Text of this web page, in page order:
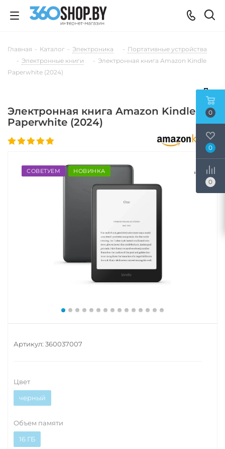
Главная - Каталог - Электроника - Портативные устройства
- Электронные книги - Электронная книга Amazon Kindle
Paperwhite (2024)
Электронная книга Amazon Kindle
Paperwhite (2024)
СОВЕТУЕМ НОВИНКА
Артикул: 360037007
Цвет
черный
Объем памяти
16 ГБ
0
0
0